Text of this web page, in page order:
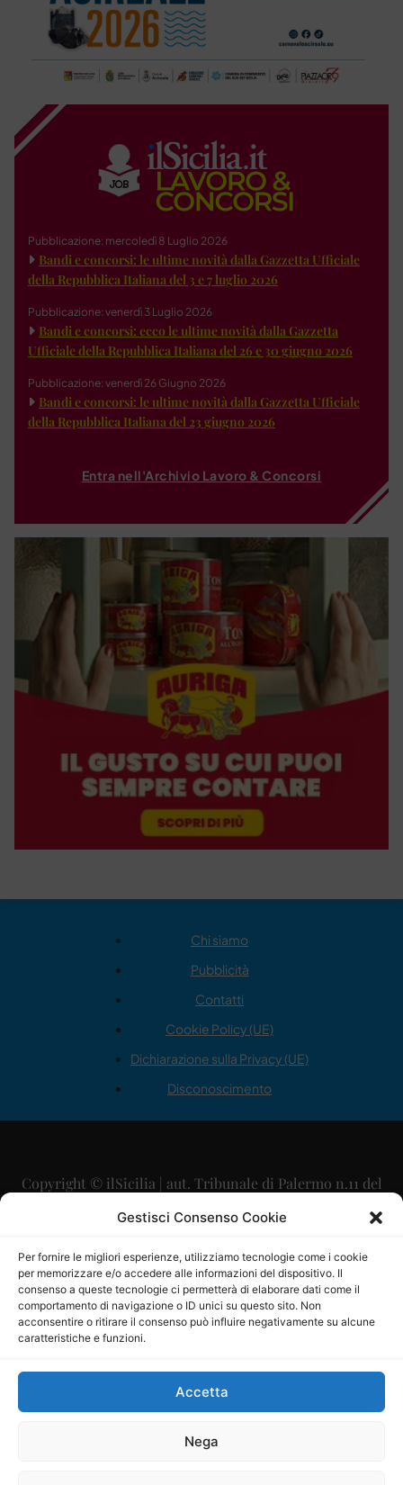
Gestisci Consenso Cookie
Per fornire le migliori esperienze, utilizziamo tecnologie come i cookie
per memorizzare e/o accedere alle informazioni del dispositivo. Il
consenso a queste tecnologie ci permetterà di elaborare dati come il
comportamento di navigazione o ID unici su questo sito. Non
acconsentire o ritirare il consenso può influire negativamente su alcune
caratteristiche e funzioni.
Accetta
Nega
Pubblicazione: mercoledì 8 Luglio 2026
Bandi e concorsi: le ultime novità dalla Gazzetta Ufficiale
della Repubblica Italiana del 3 e 7 luglio 2026
Pubblicazione: venerdì 3 Luglio 2026
Bandi e concorsi: ecco le ultime novità dalla Gazzetta
Ufficiale della Repubblica Italiana del 26 e 30 giugno 2026
Pubblicazione: venerdì 26 Giugno 2026
Bandi e concorsi: le ultime novità dalla Gazzetta Ufficiale
della Repubblica Italiana del 23 giugno 2026
Entra nell'Archivio Lavoro & Concorsi
Chi siamo
Pubblicità
Contatti
Cookie Policy (UE)
Dichiarazione sulla Privacy (UE)
Disconoscimento
Copyright © ilSicilia | aut. Tribunale di Palermo n.11 del
29/09/2015
Direttore Editoriale: Maurizio Scaglione
Direttore Responsabile: Maria Calabrese
P.IVA: 06334930820
Mercurio Comunicazione Società Cooperativa a r.l. è
iscritta al Registro degli Operatori di Comunicazione al